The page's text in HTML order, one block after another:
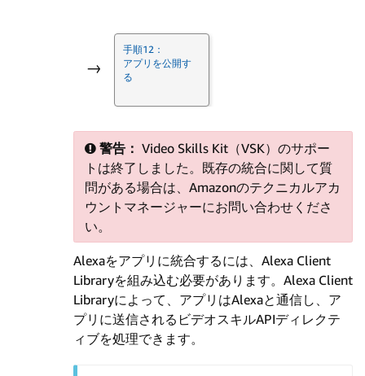
→
手順12：
アプリを公開す
る
警告： Video Skills Kit（VSK）のサポー
トは終了しました。既存の統合に関して質
問がある場合は、Amazonのテクニカルアカ
ウントマネージャーにお問い合わせくださ
い。
Alexaをアプリに統合するには、Alexa Client
Libraryを組み込む必要があります。Alexa Client
Libraryによって、アプリはAlexaと通信し、ア
プリに送信されるビデオスキルAPIディレクテ
ィブを処理できます。